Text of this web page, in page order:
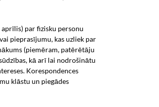
par fizisku personu
pieprasījumu, kas uzliek par
(piemēram, patērētāju
kā arī lai nodrošinātu
Korespondences
klāstu un piegādes